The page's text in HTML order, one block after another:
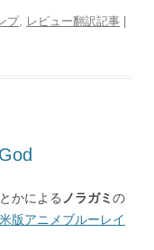
プ, レビュー翻訳記事 |
かによる ノラガミ の
版アニメブルーレイ